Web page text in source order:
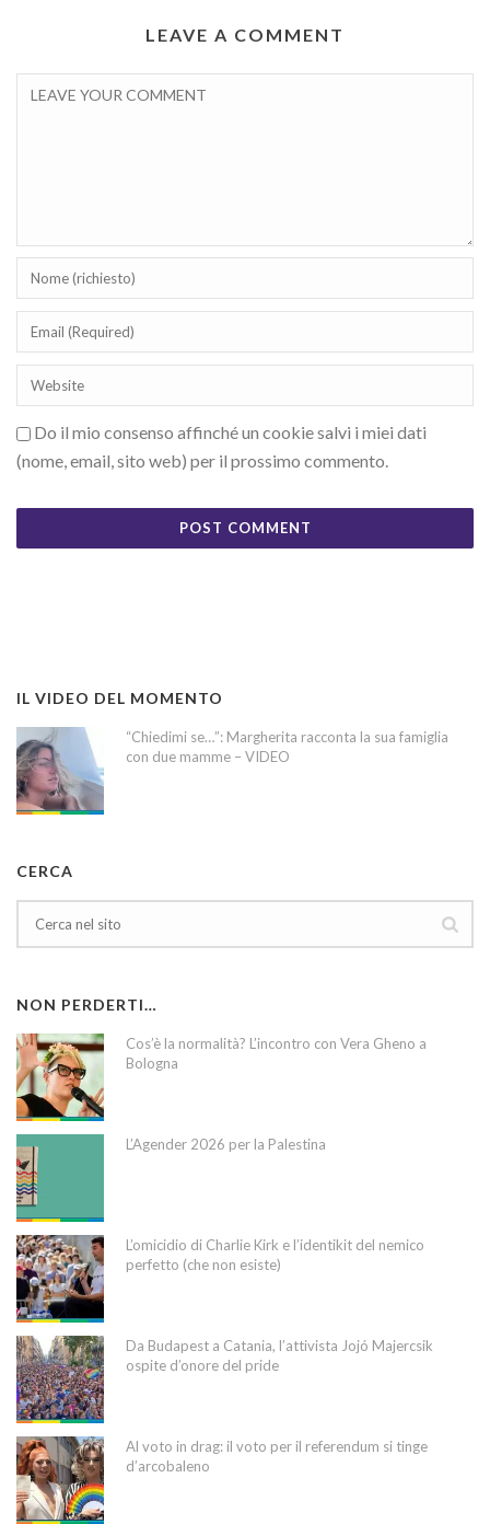
LEAVE A COMMENT
Do il mio consenso affinché un cookie salvi i miei dati
(nome, email, sito web) per il prossimo commento.
IL VIDEO DEL MOMENTO
“Chiedimi se…”: Margherita racconta la sua famiglia
con due mamme – VIDEO
CERCA
NON PERDERTI…
Cos’è la normalità? L’incontro con Vera Gheno a
Bologna
L’Agender 2026 per la Palestina
L’omicidio di Charlie Kirk e l’identikit del nemico
perfetto (che non esiste)
Da Budapest a Catania, l’attivista Jojó Majercsik
ospite d’onore del pride
Al voto in drag: il voto per il referendum si tinge
d’arcobaleno